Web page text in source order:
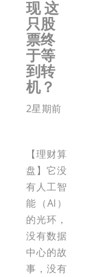
现 这
只股
票终
于等
到转
机？
2星期前
【理财算
盘】它没
有人工智
能（AI）
的光环，
没有数据
中心的故
事，没有